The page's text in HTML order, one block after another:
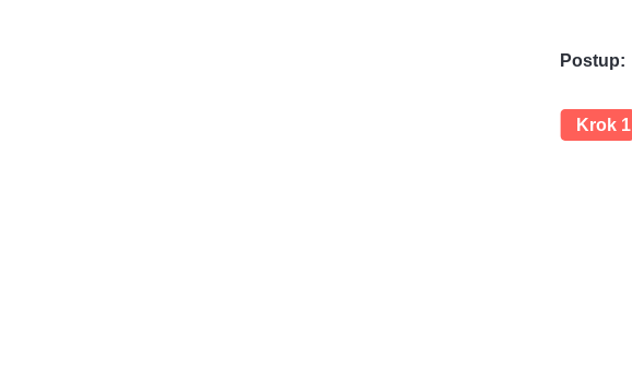
Postup:
Krok 1